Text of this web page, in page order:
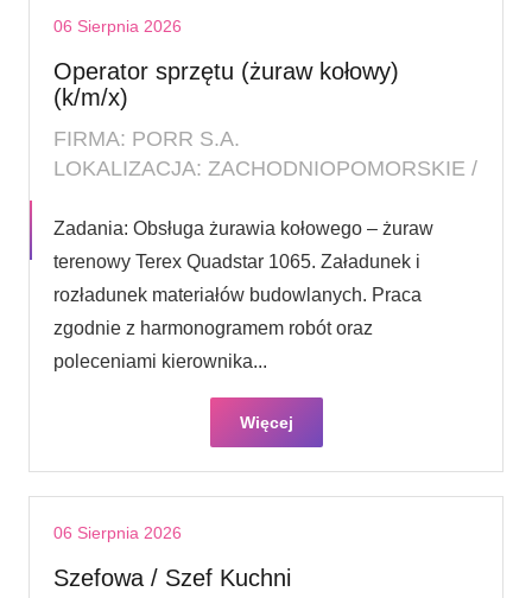
06 Sierpnia 2026
Operator sprzętu (żuraw kołowy)
(k/m/x)
FIRMA: PORR S.A.
LOKALIZACJA: ZACHODNIOPOMORSKIE /
Zadania: Obsługa żurawia kołowego – żuraw
terenowy Terex Quadstar 1065. Załadunek i
rozładunek materiałów budowlanych. Praca
zgodnie z harmonogramem robót oraz
poleceniami kierownika...
Więcej
06 Sierpnia 2026
Szefowa / Szef Kuchni